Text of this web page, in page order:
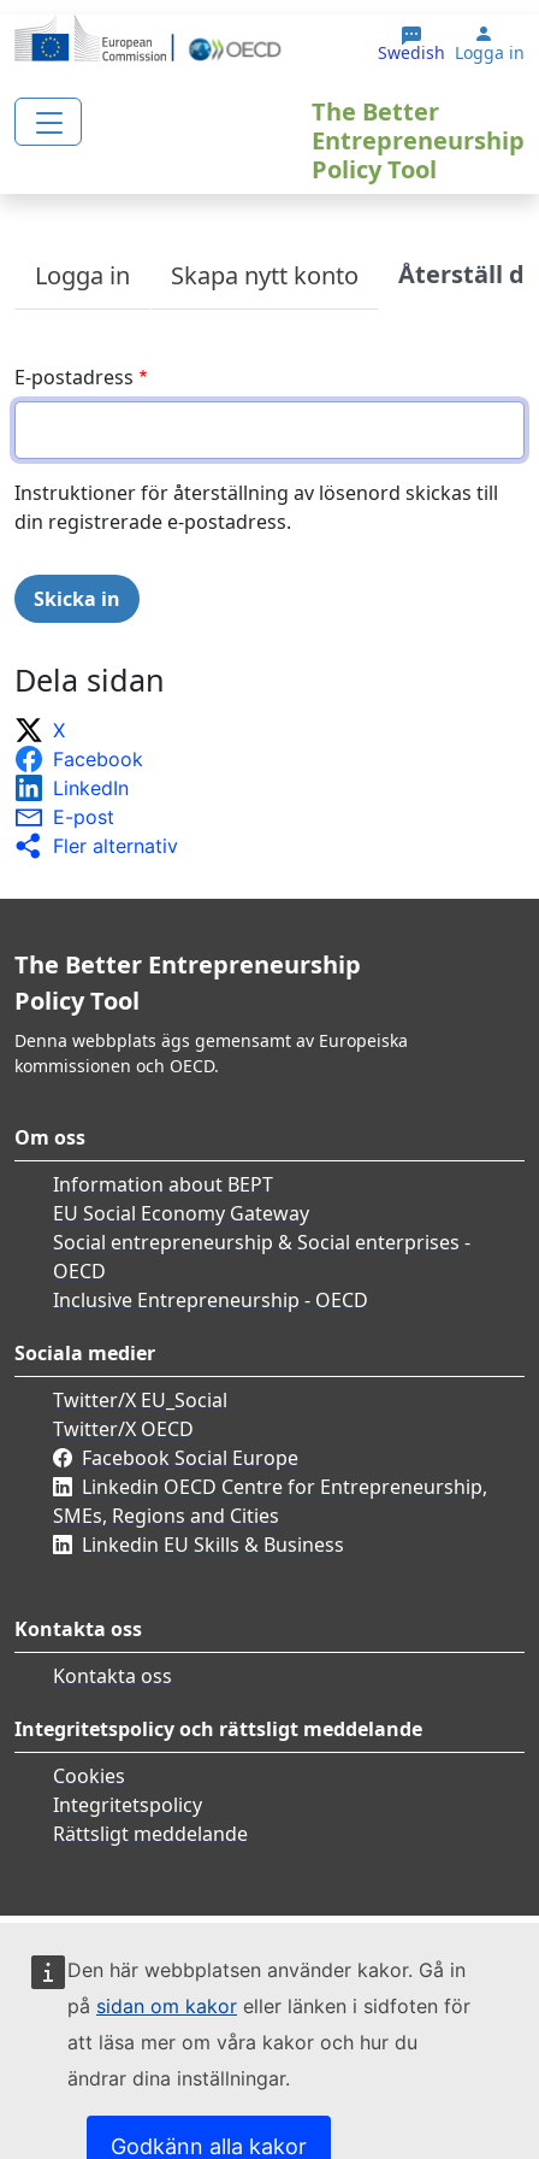
Hoppa till huvudinnehåll
Den här webbplatsen använder kakor. Gå in
på sidan om kakor eller länken i sidfoten för
att läsa mer om våra kakor och hur du
ändrar dina inställningar.
Godkänn alla kakor
Swedish User
Logga in
The Better
Entrepreneurship
Policy Tool
Primary tabs
Logga in Skapa nytt konto Återställ
E-postadress
Instruktioner för återställning av lösenord skickas till
din registrerade e-postadress.
Dela sidan
X
Facebook
LinkedIn
E-post
Fler alternativ
The Better Entrepreneurship
Policy Tool
Denna webbplats ägs gemensamt av Europeiska
kommissionen och OECD.
Om oss
Information about BEPT
EU Social Economy Gateway
Social entrepreneurship & Social enterprises -
OECD
Inclusive Entrepreneurship - OECD
Sociala medier
Twitter/X EU_Social
Twitter/X OECD
Facebook Social Europe
Linkedin OECD Centre for Entrepreneurship,
SMEs, Regions and Cities
Linkedin EU Skills & Business
Kontakta oss
Kontakta oss
Integritetspolicy och rättsligt meddelande
Cookies
Integritetspolicy
Rättsligt meddelande